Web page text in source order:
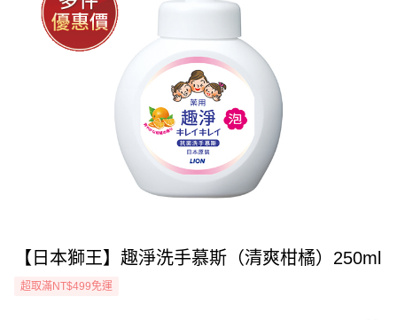
【日本獅王】趣淨洗手慕斯（清爽柑橘）250ml
超取滿NT$499免運